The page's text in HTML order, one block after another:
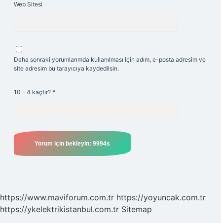
Web Sitesi
Daha sonraki yorumlarımda kullanılması için adım, e-posta adresim ve
site adresim bu tarayıcıya kaydedilsin.
10 - 4 kaçtır? *
https://www.maviforum.com.tr https://yoyuncak.com.tr
https://ykelektrikistanbul.com.tr Sitemap